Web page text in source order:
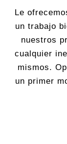
Le
un trabajo
nuestros
cualquier
mismos.
un primer